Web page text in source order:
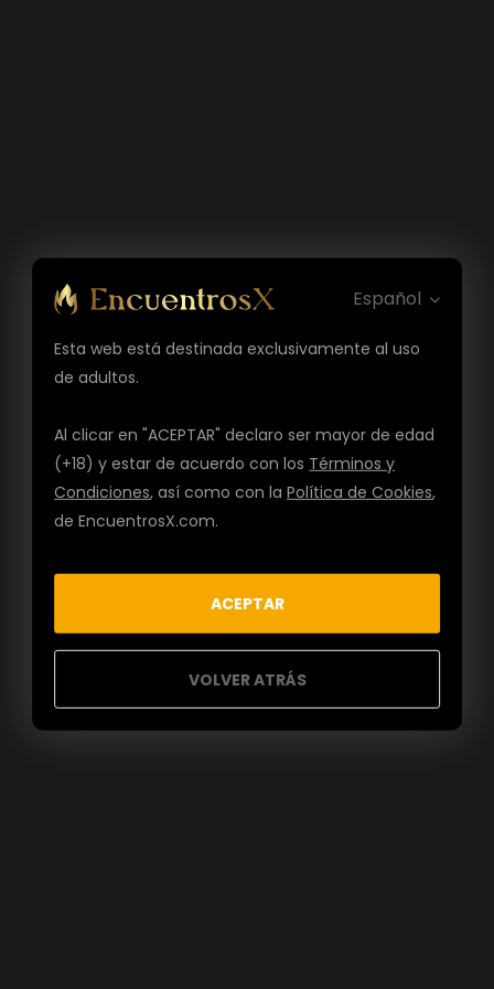
Español
Esta web está destinada exclusivamente al uso
de adultos.
Al clicar en "ACEPTAR" declaro ser mayor de edad
(+18) y estar de acuerdo con los Términos y
Condiciones, así como con laPolítica de Cookies,
de EncuentrosX.com.
ACEPTAR
VOLVER ATRÁS